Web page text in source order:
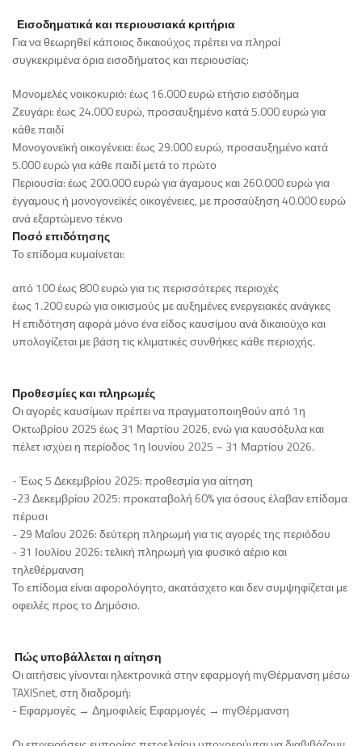
Εισοδηματικά και περιουσιακά κριτήρια
Για να θεωρηθεί κάποιος δικαιούχος πρέπει να πληροί
συγκεκριμένα όρια εισοδήματος και περιουσίας:
Μονομελές νοικοκυριό: έως 16.000 ευρώ ετήσιο εισόδημα
Ζευγάρι: έως 24.000 ευρώ, προσαυξημένο κατά 5.000 ευρώ για
κάθε παιδί
Μονογονεϊκή οικογένεια: έως 29.000 ευρώ, προσαυξημένο κατά
5.000 ευρώ για κάθε παιδί μετά το πρώτο
Περιουσία: έως 200.000 ευρώ για άγαμους και 260.000 ευρώ για
έγγαμους ή μονογονεϊκές οικογένειες, με προσαύξηση 40.000 ευρώ
ανά εξαρτώμενο τέκνο
Ποσό επιδότησης
Το επίδομα κυμαίνεται:
από 100 έως 800 ευρώ για τις περισσότερες περιοχές
έως 1.200 ευρώ για οικισμούς με αυξημένες ενεργειακές ανάγκες
Η επιδότηση αφορά μόνο ένα είδος καυσίμου ανά δικαιούχο και
υπολογίζεται με βάση τις κλιματικές συνθήκες κάθε περιοχής.
Προθεσμίες και πληρωμές
Οι αγορές καυσίμων πρέπει να πραγματοποιηθούν από 1η
Οκτωβρίου 2025 έως 31 Μαρτίου 2026, ενώ για καυσόξυλα και
πέλετ ισχύει η περίοδος 1η Ιουνίου 2025 – 31 Μαρτίου 2026.
- Έως 5 Δεκεμβρίου 2025: προθεσμία για αίτηση
-23 Δεκεμβρίου 2025: προκαταβολή 60% για όσους έλαβαν επίδομα
πέρυσι
- 29 Μαΐου 2026: δεύτερη πληρωμή για τις αγορές της περιόδου
- 31 Ιουλίου 2026: τελική πληρωμή για φυσικό αέριο και
τηλεθέρμανση
Το επίδομα είναι αφορολόγητο, ακατάσχετο και δεν συμψηφίζεται με
οφειλές προς το Δημόσιο.
Πώς υποβάλλεται η αίτηση
Οι αιτήσεις γίνονται ηλεκτρονικά στην εφαρμογή myΘέρμανση μέσω
TAXISnet, στη διαδρομή:
- Εφαρμογές → Δημοφιλείς Εφαρμογές → myΘέρμανση